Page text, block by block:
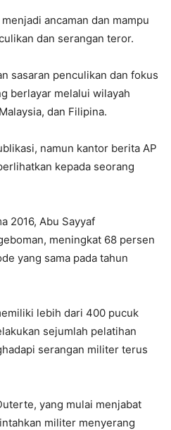
ancaman dan mampu
dan serangan teror.
sasaran penculikan dan fokus
berlayar melalui wilayah
dan Filipina.
namun kantor berita AP
kepada seorang
2016, Abu Sayyaf
meningkat 68 persen
yang sama pada tahun
lebih dari 400 pucuk
sejumlah pelatihan
serangan militer terus
yang mulai menjabat
militer menyerang